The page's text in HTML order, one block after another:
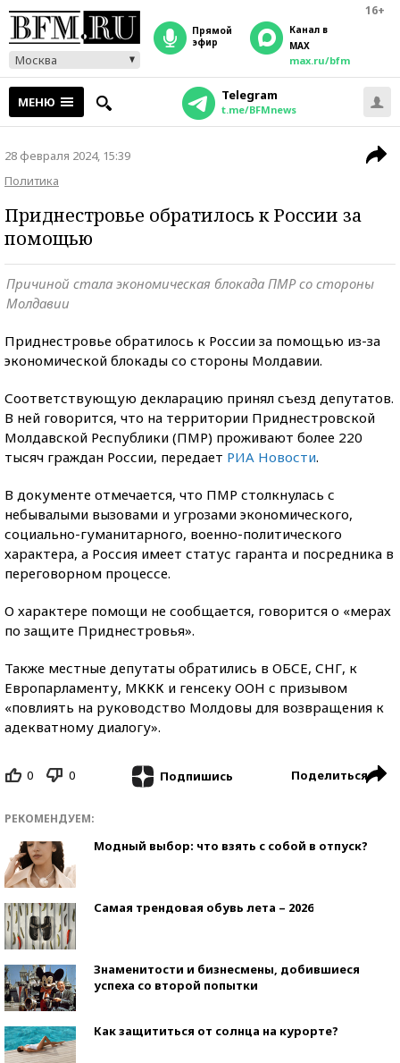
16+
Москва
прямой
эфир
Канал в
MAX
max.ru/bfm
МЕНЮ Telegram
t.me/BFMnews
28 февраля 2024, 15:39
Политика
Приднестровье обратилось к России за
помощью
Причиной стала экономическая блокада ПМР со стороны
Молдавии
Приднестровье обратилось к России за помощью из-за
экономической блокады со стороны Молдавии.
Соответствующую декларацию принял съезд депутатов.
В ней говорится, что на территории Приднестровской
Молдавской Республики (ПМР) проживают более 220
тысяч граждан России, передает РИА Новости.
В документе отмечается, что ПМР столкнулась с
небывалыми вызовами и угрозами экономического,
социально-гуманитарного, военно-политического
характера, а Россия имеет статус гаранта и посредника в
переговорном процессе.
О характере помощи не сообщается, говорится о «мерах
по защите Приднестровья».
Также местные депутаты обратились в ОБСЕ, СНГ, к
Европарламенту, МККК и генсеку ООН с призывом
«повлиять на руководство Молдовы для возвращения к
адекватному диалогу».
0 0 Подпишись Поделиться
РЕКОМЕНДУЕМ:
Модный выбор: что взять с собой в отпуск?
Самая трендовая обувь лета – 2026
Знаменитости и бизнесмены, добившиеся
успеха со второй попытки
Как защититься от солнца на курорте?